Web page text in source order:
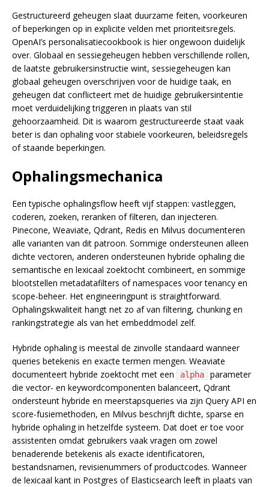
Gestructureerd geheugen slaat duurzame feiten, voorkeuren
of beperkingen op in explicite velden met prioriteitsregels.
OpenAI’s personalisatiecookbook is hier ongewoon duidelijk
over. Globaal en sessiegeheugen hebben verschillende rollen,
de laatste gebruikersinstructie wint, sessiegeheugen kan
globaal geheugen overschrijven voor de huidige taak, en
geheugen dat conflicteert met de huidige gebruikersintentie
moet verduidelijking triggeren in plaats van stil
gehoorzaamheid. Dit is waarom gestructureerde staat vaak
beter is dan ophaling voor stabiele voorkeuren, beleidsregels
of staande beperkingen.
Ophalingsmechanica
Een typische ophalingsflow heeft vijf stappen: vastleggen,
coderen, zoeken, reranken of filteren, dan injecteren.
Pinecone, Weaviate, Qdrant, Redis en Milvus documenteren
alle varianten van dit patroon. Sommige ondersteunen alleen
dichte vectoren, anderen ondersteunen hybride ophaling die
semantische en lexicaal zoektocht combineert, en sommige
blootstellen metadatafilters of namespaces voor tenancy en
scope-beheer. Het engineeringpunt is straightforward.
Ophalingskwaliteit hangt net zo af van filtering, chunking en
rankingstrategie als van het embeddmodel zelf.
Hybride ophaling is meestal de zinvolle standaard wanneer
queries betekenis en exacte termen mengen. Weaviate
documenteert hybride zoektocht met een
alpha
parameter
die vector- en keywordcomponenten balanceert, Qdrant
ondersteunt hybride en meerstapsqueries via zijn Query API en
score-fusiemethoden, en Milvus beschrijft dichte, sparse en
hybride ophaling in hetzelfde systeem. Dat doet er toe voor
assistenten omdat gebruikers vaak vragen om zowel
benaderende betekenis als exacte identificatoren,
bestandsnamen, revisienummers of productcodes. Wanneer
de lexicaal kant in Postgres of Elasticsearch leeft in plaats van